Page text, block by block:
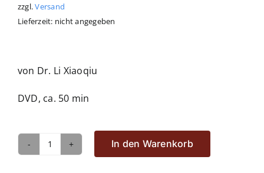
zzgl.Versand
Lieferzeit: nicht angegeben
von Dr. Li Xiaoqiu
DVD, ca. 50 min
Herz-
In den Warenkorb